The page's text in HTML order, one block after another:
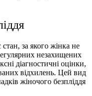
стан, за якого жінка не
незахищених
діагностичні оцінки,
відхилень. Цей вид
жіночого безпліддя